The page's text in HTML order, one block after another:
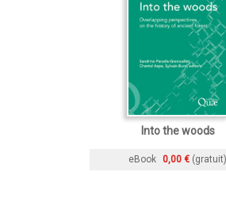
Into the woods
eBook 0,00 € (gratuit)